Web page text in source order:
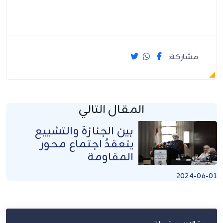
مشاركة:
المقال التالي
بين الجنازة والتشييع
ينعقدُ اجتماع محور
المقاومة
2024-06-01